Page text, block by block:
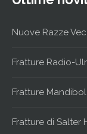
Nuove Razze
Fratture Radio-
Fratture
Fratture di Salter